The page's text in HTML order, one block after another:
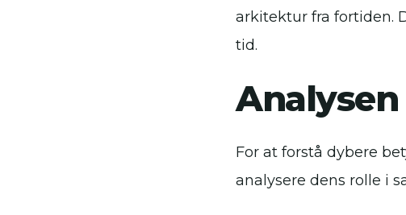
arkitektur fra fortiden.
tid.
For at forstå dybere
analysere dens rolle i